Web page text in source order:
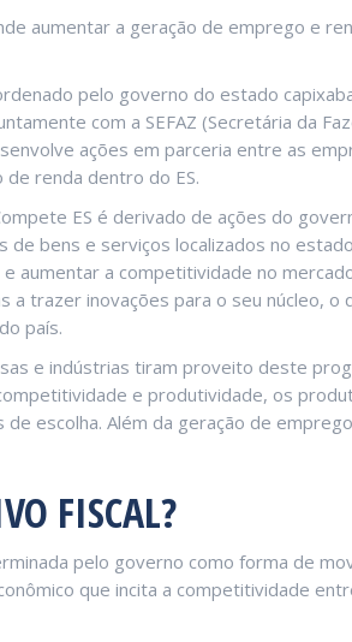
aumentar a geração de emprego e
pelo governo do estado
com a SEFAZ (Secretária da
ações em parceria entre as
renda dentro do ES.
ES é derivado de ações do
de bens e serviços localizados no
aumentar a competitividade no
a trazer inovações para o seu núcleo,
país.
e indústrias tiram proveito deste
e produtividade, os
escolha. Além da geração de
FISCAL?
pelo governo como forma de
que incita a competitividade